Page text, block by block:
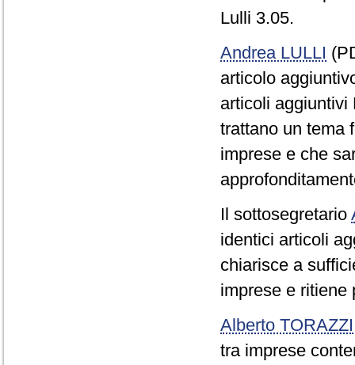
Lulli 3.05.
Andrea LULLI
articolo
articoli aggiuntivi
trattano un tema
imprese e che
Il sottosegretario
identici articoli
chiarisce a
imprese e ritiene
Alberto TORAZZI
tra imprese